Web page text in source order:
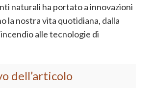
naturali ha portato a innovazioni
la nostra vita quotidiana, dalla
alle tecnologie di
dell’articolo